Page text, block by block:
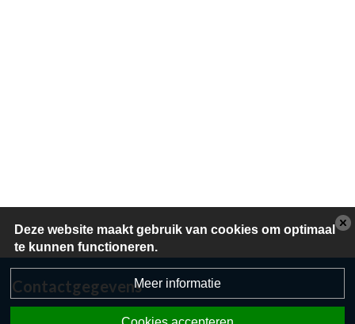
Contactgegevens
Deze website maakt gebruik van cookies om optimaal
te kunnen functioneren.
Meer informatie